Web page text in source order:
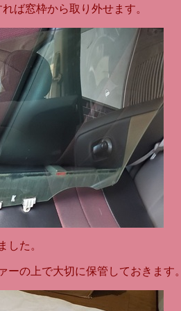
ば窓枠から取り外せます。
した。
の上で大切に保管しておきます。